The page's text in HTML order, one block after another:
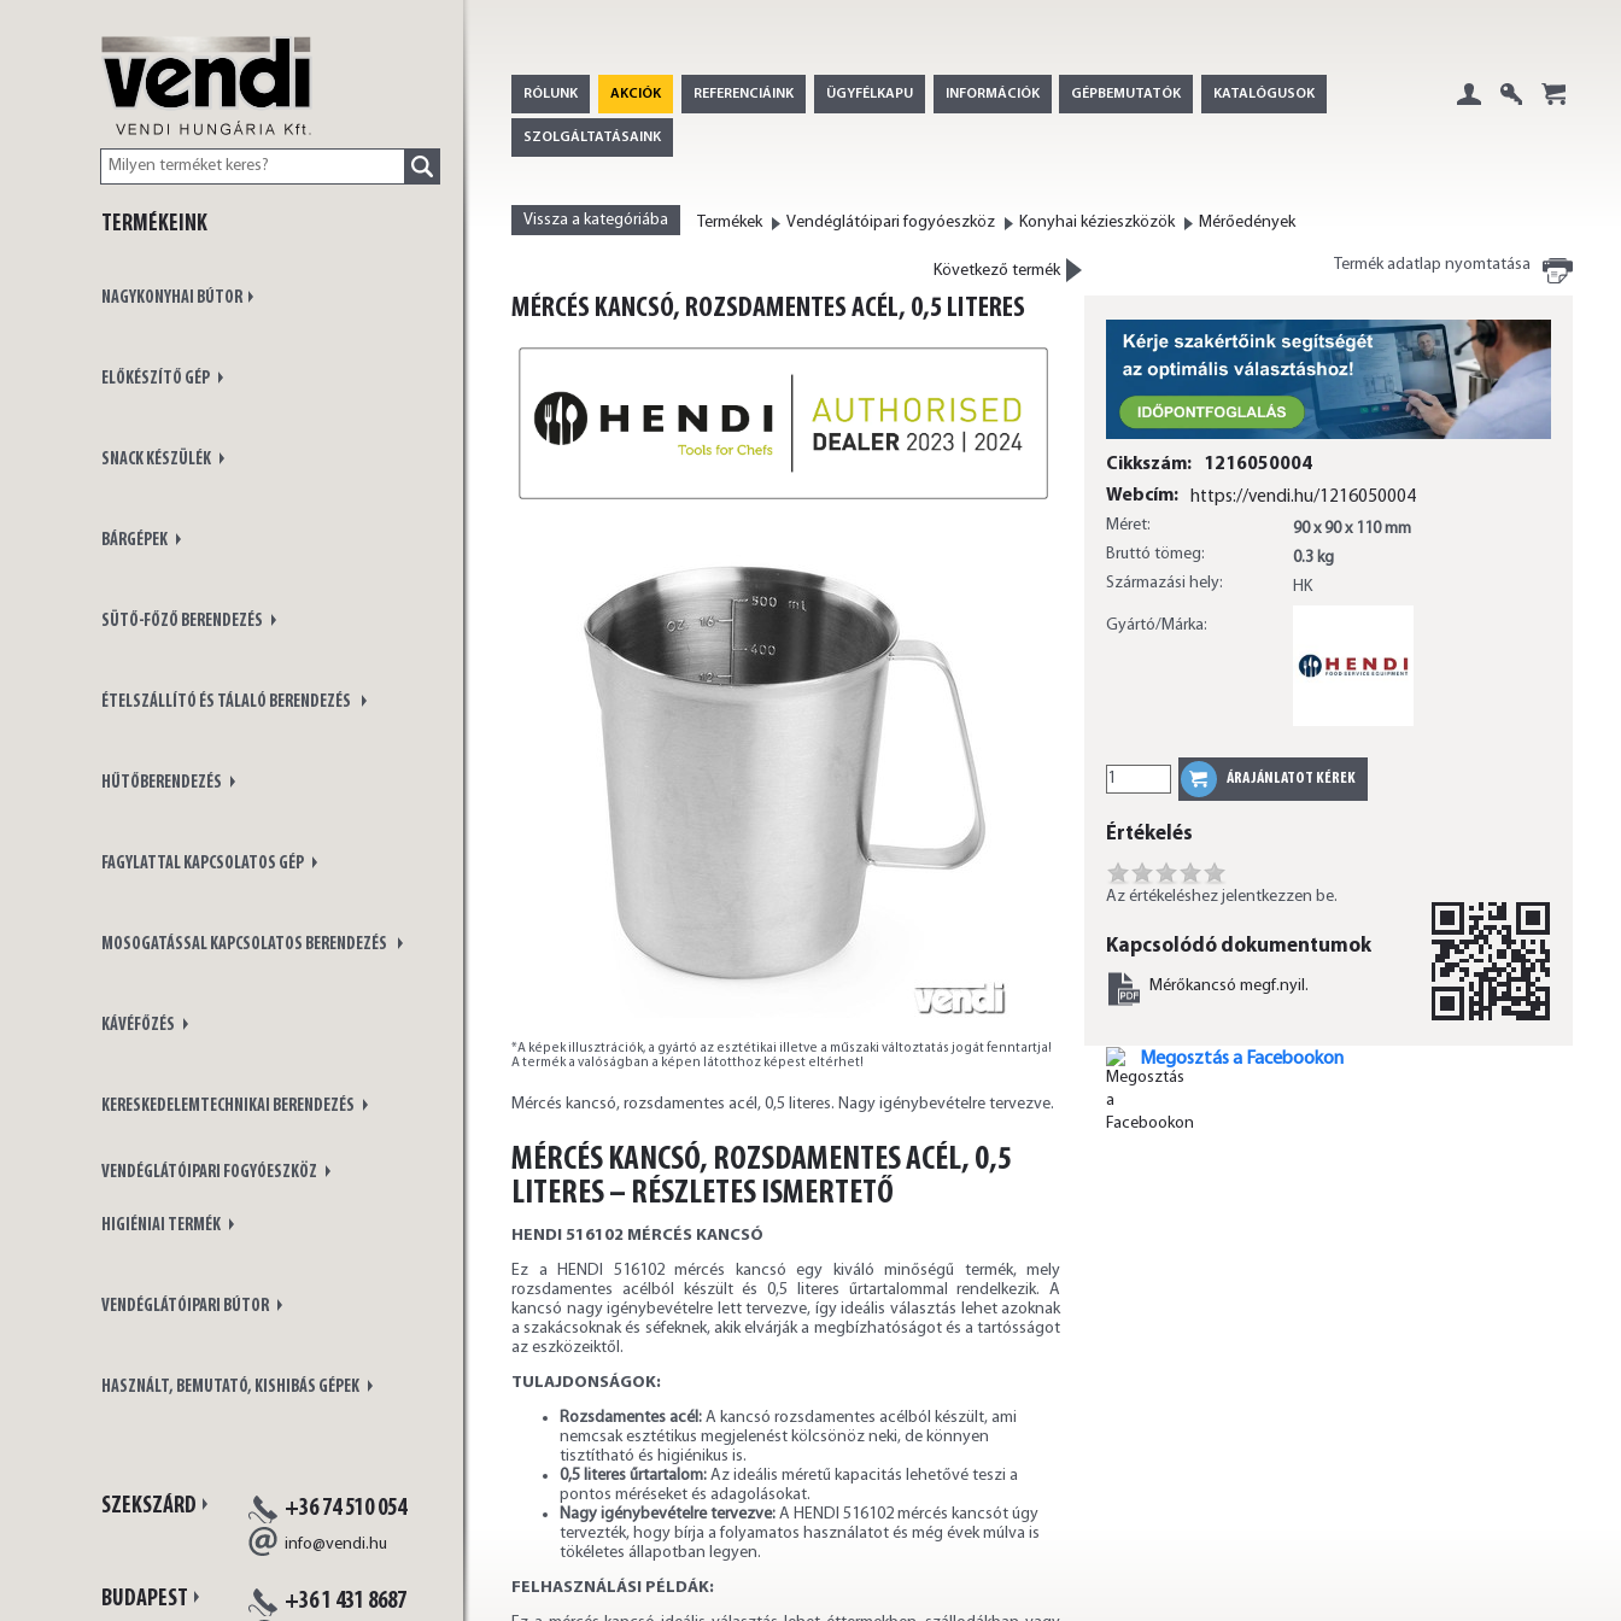
HUNGÁRIA Kft.
TERMÉKEINK
NAGYKONYHAI BÚTOR
ELŐKÉSZÍTŐ GÉP
SNACK KÉSZÜLÉK
BÁRGÉPEK
SÜTŐ-FŐZŐ BERENDEZÉS
ÉTELSZÁLLÍTÓ ÉS TÁLALÓ BERENDEZÉS
HŰTŐBERENDEZÉS
FAGYLATTAL KAPCSOLATOS GÉP
MOSOGATÁSSAL KAPCSOLATOS BERENDEZÉS
KÁVÉFŐZÉS
KERESKEDELEMTECHNIKAI BERENDEZÉS
VENDÉGLÁTÓIPARI FOGYÓESZKÖZ
HIGIÉNIAI TERMÉK
VENDÉGLÁTÓIPARI BÚTOR
HASZNÁLT, BEMUTATÓ, KISHIBÁS GÉPEK
SZEKSZÁRD +36 74 510 054
info@vendi.hu
BUDAPEST +36 1 431 8687
RÓLUNK AKCIÓK REFERENCIÁINK ÜGYFÉLKAPU INFORMÁCIÓK GÉPBEMUTATÓK KATALÓGUSOK
SZOLGÁLTATÁSAINK
Vissza a kategóriába Termékek Vendéglátóipari fogyóeszköz Konyhai kézieszközök Mérőedények
Következő termék Termék adatlap nyomtatása
MÉRCÉS KANCSÓ, ROZSDAMENTES ACÉL, 0,5 LITERES
*A képek illusztrációk, a gyártó az esztétikai illetve a műszaki változtatás jogát fenntartja!
A termék a valóságban a képen látotthoz képest eltérhet!
Mércés kancsó, rozsdamentes acél, 0,5 literes. Nagy igénybevételre tervezve.
MÉRCÉS KANCSÓ, ROZSDAMENTES ACÉL, 0,5
LITERES – RÉSZLETES ISMERTETŐ
HENDI 516102 MÉRCÉS KANCSÓ
Ez a HENDI 516102 mércés kancsó egy kiváló minőségű termék, mely
rozsdamentes acélból készült és 0,5 literes űrtartalommal rendelkezik. A
kancsó nagy igénybevételre lett tervezve, így ideális választás lehet azoknak
a szakácsoknak és séfeknek, akik elvárják a megbízhatóságot és a tartósságot
az eszközeiktől.
TULAJDONSÁGOK:
Rozsdamentes acél: A kancsó rozsdamentes acélból készült, ami
nemcsak esztétikus megjelenést kölcsönöz neki, de könnyen
tisztítható és higiénikus is.
0,5 literes űrtartalom: Az ideális méretű kapacitás lehetővé teszi a
pontos méréseket és adagolásokat.
Nagy igénybevételre tervezve: A HENDI 516102 mércés kancsót úgy
tervezték, hogy bírja a folyamatos használatot és még évek múlva is
tökéletes állapotban legyen.
FELHASZNÁLÁSI PÉLDÁK:
Cikkszám:
1216050004
Webcím:
https://vendi.hu/1216050004
Méret:
90 x 90 x 110 mm
Bruttó tömeg:
0.3 kg
Származási hely:
HK
Gyártó/Márka:
Értékelés
Az értékeléshez jelentkezzen be.
Kapcsolódó dokumentumok
Mérőkancsó megf.nyil.
Megosztás a Facebookon